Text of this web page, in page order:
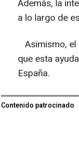
Además, la
a lo largo de
Asimismo, el
que esta
España.
Contenido patrocinado